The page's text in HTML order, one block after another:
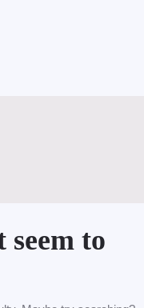
seem to